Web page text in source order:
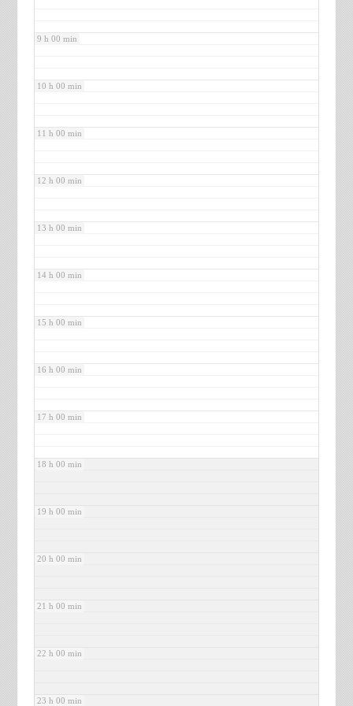
9 h 00 min
10 h 00 min
11 h 00 min
12 h 00 min
13 h 00 min
14 h 00 min
15 h 00 min
16 h 00 min
17 h 00 min
18 h 00 min
19 h 00 min
20 h 00 min
21 h 00 min
22 h 00 min
23 h 00 min